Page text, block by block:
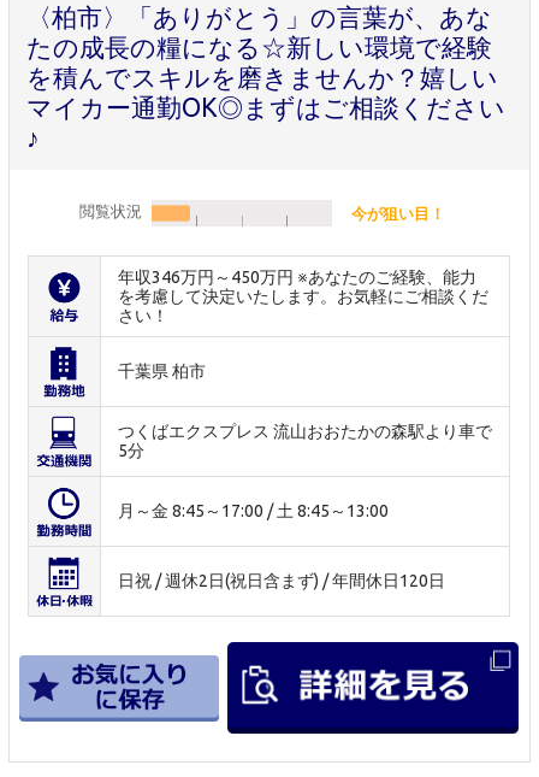
〈柏市〉「ありがとう」の言葉が、あな
たの成長の糧になる☆新しい環境で経験
を積んでスキルを磨きませんか？嬉しい
マイカー通勤OK◎まずはご相談ください
♪
閲覧状況 今が狙い目！
年収346万円～450万円 ※あなたのご経験、能力
を考慮して決定いたします。お気軽にご相談くだ
さい！
千葉県 柏市
つくばエクスプレス 流山おおたかの森駅より車で
5分
月～金 8:45～17:00 / 土 8:45～13:00
日祝 / 週休2日(祝日含まず) / 年間休日120日